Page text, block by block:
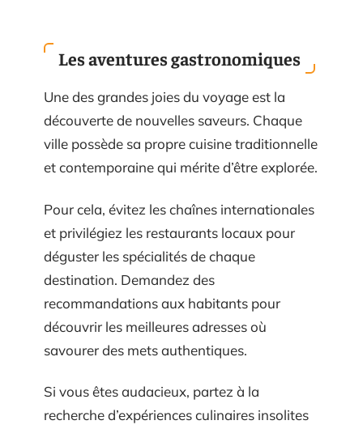
Les aventures gastronomiques
Une des grandes joies du voyage est la
découverte de nouvelles saveurs. Chaque
ville possède sa propre cuisine traditionnelle
et contemporaine qui mérite d’être explorée.
Pour cela, évitez les chaînes internationales
et privilégiez les restaurants locaux pour
déguster les spécialités de chaque
destination. Demandez des
recommandations aux habitants pour
découvrir les meilleures adresses où
savourer des mets authentiques.
Si vous êtes audacieux, partez à la
recherche d’expériences culinaires insolites